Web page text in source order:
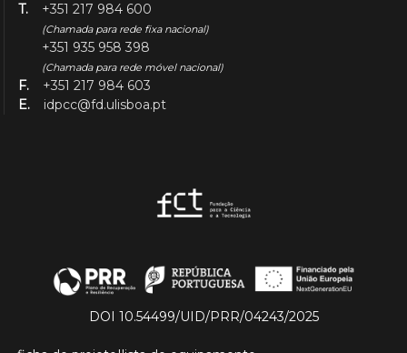
T. +351 217 984 600
(Chamada para rede fixa nacional)
+351 935 958 398
(Chamada para rede móvel nacional)
F.
+351 217 984 603
E.
idpcc@fd.ulisboa.pt
DOI 10.54499/UID/PRR/04243/2025